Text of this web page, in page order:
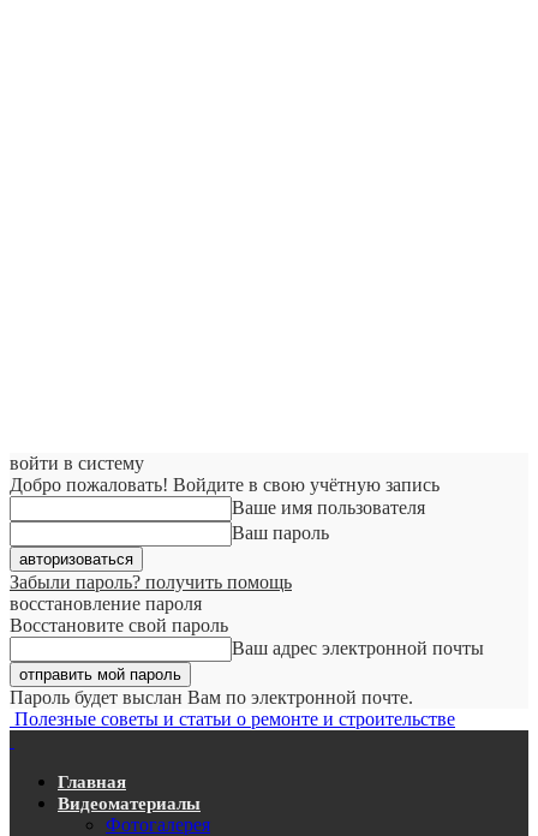
войти в систему
Добро пожаловать! Войдите в свою учётную запись
Ваше имя пользователя
Ваш пароль
Забыли пароль? получить помощь
восстановление пароля
Восстановите свой пароль
Ваш адрес электронной почты
Пароль будет выслан Вам по электронной почте.
Полезные советы и статьи о ремонте и строительстве
Главная
Видеоматериалы
Фотогалерея